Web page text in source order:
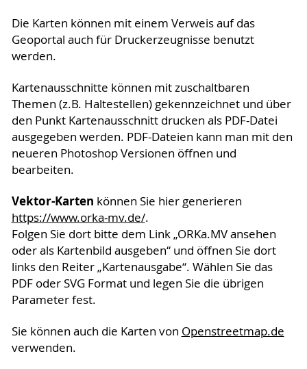
Die Karten können mit einem Verweis auf das
Geoportal auch für Druckerzeugnisse benutzt
werden.
Kartenausschnitte können mit zuschaltbaren
Themen (z.B. Haltestellen) gekennzeichnet und über
den Punkt Kartenausschnitt drucken als PDF-Datei
ausgegeben werden. PDF-Dateien kann man mit den
neueren Photoshop Versionen öffnen und
bearbeiten.
Vektor-Karten können Sie hier generieren
https://www.orka-mv.de/.
Folgen Sie dort bitte dem Link „ORKa.MV ansehen
oder als Kartenbild ausgeben“ und öffnen Sie dort
links den Reiter „Kartenausgabe“. Wählen Sie das
PDF oder SVG Format und legen Sie die übrigen
Parameter fest.
Sie können auch die Karten von Openstreetmap.de
verwenden.